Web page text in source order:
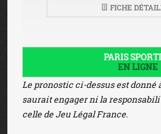
FICHE
PARIS
EN LIGNE
Le pronostic ci-dessus est
saurait engager ni la
celle de Jeu Légal France.